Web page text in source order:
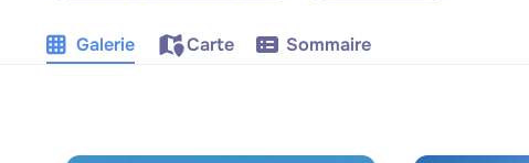
Galerie Carte Sommaire